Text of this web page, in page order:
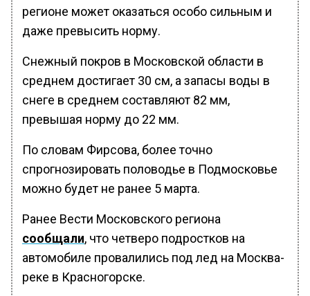
регионе может оказаться особо сильным и
даже превысить норму.
Снежный покров в Московской области в
среднем достигает 30 см, а запасы воды в
снеге в среднем составляют 82 мм,
превышая норму до 22 мм.
По словам Фирсова, более точно
спрогнозировать половодье в Подмосковье
можно будет не ранее 5 марта.
Ранее Вести Московского региона
сообщали, что четверо подростков на
автомобиле провалились под лед на Москва-
реке в Красногорске.